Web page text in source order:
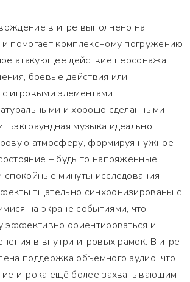
в игре выполнено на
помогает комплексному погружению
атакующее действие персонажа,
боевые действия или
игровыми элементами,
и хорошо сделанными
Бэкграундная музыка идеально
атмосферу, формируя нужное
– будь то напряжённые
спокойные минуты исследования
тщательно синхронизированы с
на экране событиями, что
эффективно ориентироваться и
в внутри игровых рамок. В игре
поддержка объемного аудио, что
игрока ещё более захватывающим